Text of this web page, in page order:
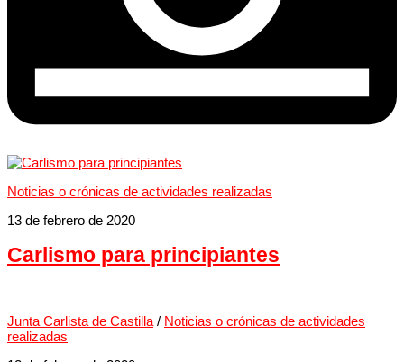
Noticias o crónicas de actividades realizadas
13 de febrero de 2020
Carlismo para principiantes
Junta Carlista de Castilla / Noticias o crónicas de actividades
realizadas